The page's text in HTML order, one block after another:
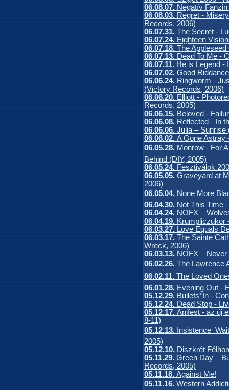
06.08.07. Negatív Fanzin
06.08.03. Regret -
Records, 2006)
06.07.31. The Secret -
06.07.24. Eighteen
06.07.18. The
06.07.13. Dead To Me -
06.07.11. He is Legend -
06.07.02. Good
06.06.24. Ringworm -
(Victory Records, 2006)
06.06.20. Elliott -
Records, 2005)
06.06.15. Beloved -
06.06.08. Reflected - In
06.06.06. Julia – Sunrise
06.06.02. A Gone Astray
06.05.28. Monrow - For
Behind (DIY, 2005)
06.05.24. Fesztiválok
06.05.05. Graveyard at
2006)
06.05.04. None More
06.04.30. Not This Time
06.04.24. NOFX –
06.04.19. Krumpliczukor
06.03.27. Love Equals
06.03.17. The Sainte
Wreck, 2006)
06.03.13. NOFX –
06.02.26. The Lawrence
06.02.11. The Loved
06.01.28. Evening Out -
05.12.29. Bullets*In -
05.12.24. Dead Stop -
05.12.17. Anifest - az új
8-11)
05.12.13. Insistence 
2005)
05.12.10. Diszkrét
05.11.29. Green Day –
Records, 2005)
05.11.18. Against Me!
05.11.16. Western